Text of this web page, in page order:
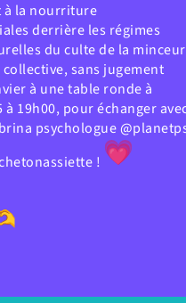
la nourriture
derrière les régimes
du culte de la minceur
sans jugement
à une table ronde à
à 19h00, pour échanger
psychologue
!